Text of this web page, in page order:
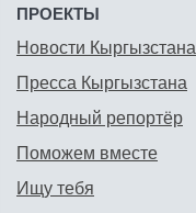
ПРОЕКТЫ
Новости Кыргызстана
Пресса Кыргызстана
Народный репортёр
Поможем вместе
Ищу тебя